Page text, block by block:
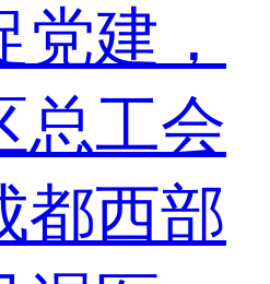
建，
总工会
都西部